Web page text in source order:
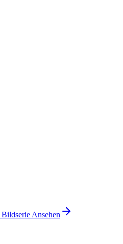
Bildserie Ansehen